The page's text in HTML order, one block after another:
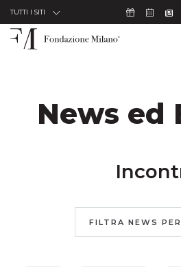
Skip to Content
TUTTI I SITI Icona Sostienici
Icona
News ed
FILTRA NEWS